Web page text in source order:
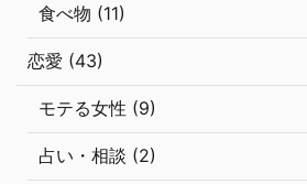
食べ物 (11)
恋愛 (43)
モテる女性 (9)
占い・相談 (2)